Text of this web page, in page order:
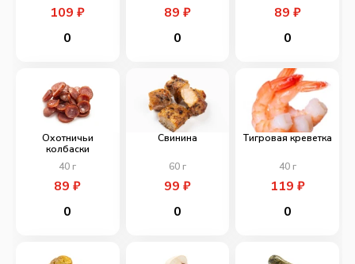
109₽
0
89 ₽
0
89 ₽
0
Охотничьи
колбаски
40 г
89₽
0
Свинина
60г
99 ₽
0
Тигровая креветка
40г
119 ₽
0